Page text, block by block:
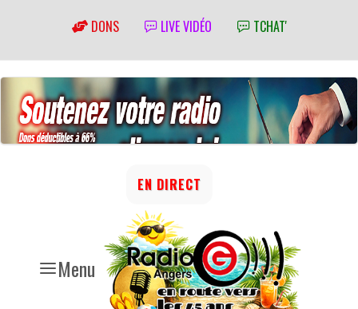
DONS LIVE VIDÉO TCHAT'
Menu
EN DIRECT